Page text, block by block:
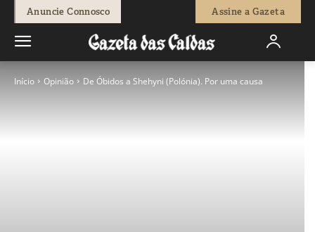
Anuncie Connosco Assine a Gazeta
Início Opinião De Óbidos a Shehyni (Polónia). Por uma causa